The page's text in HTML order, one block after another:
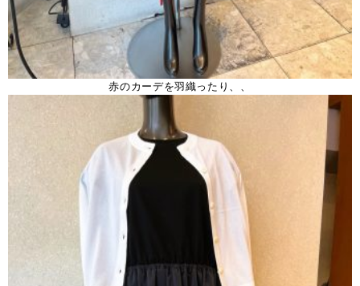
赤のカーデを羽織ったり、、